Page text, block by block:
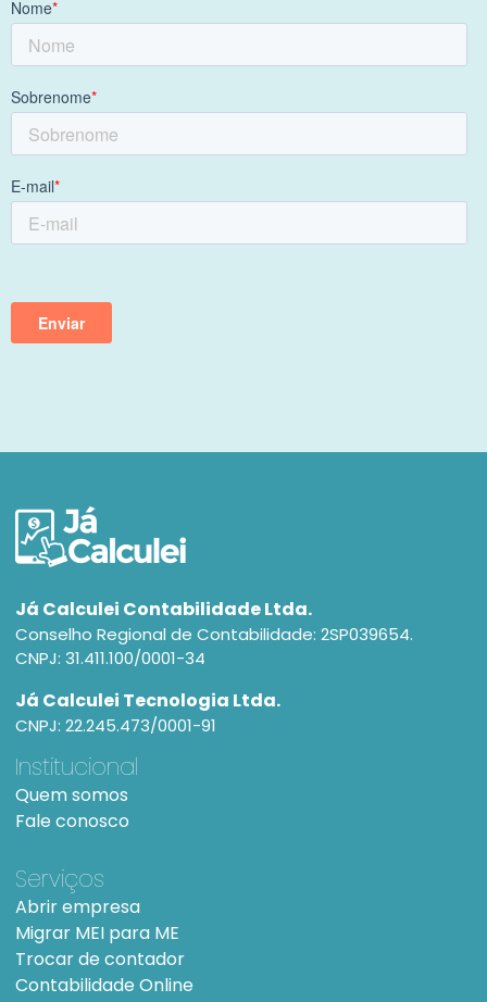
Já Calculei Contabilidade Ltda.
Conselho Regional de Contabilidade: 2SP039654.
CNPJ: 31.411.100/0001-34
Já Calculei Tecnologia Ltda.
CNPJ: 22.245.473/0001-91
Institucional
Quem somos
Fale conosco
Serviços
Abrir empresa
Migrar MEI para ME
Trocar de contador
Contabilidade Online